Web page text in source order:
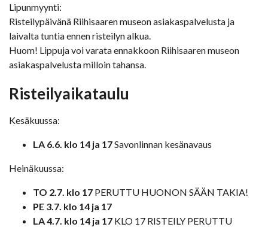
Lipunmyynti:
Risteilypäivänä Riihisaaren museon asiakaspalvelusta ja
laivalta tuntia ennen risteilyn alkua.
Huom! Lippuja voi varata ennakkoon Riihisaaren museon
asiakaspalvelusta milloin tahansa.
Risteilyaikataulu
Kesäkuussa:
LA 6.6. klo 14 ja 17Savonlinnan kesänavaus
Heinäkuussa:
TO 2.7. klo 17 PERUTTU HUONON SÄÄN TAKIA!
PE 3.7. klo 14 ja 17
LA 4.7. klo 14 ja 17 KLO 17 RISTEILY PERUTTU